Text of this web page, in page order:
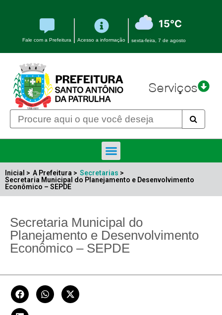
Fale com a Prefeitura Acesso a informação
15°C
sexta-feira, 7 de agosto
Serviços
Inicial > A Prefeitura > Secretarias >
Secretaria Municipal do Planejamento e Desenvolvimento
Econômico – SEPDE
Secretaria Municipal do
Planejamento e Desenvolvimento
Econômico – SEPDE